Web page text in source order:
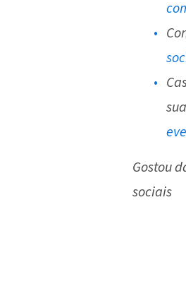
sua
Gostou
sociais